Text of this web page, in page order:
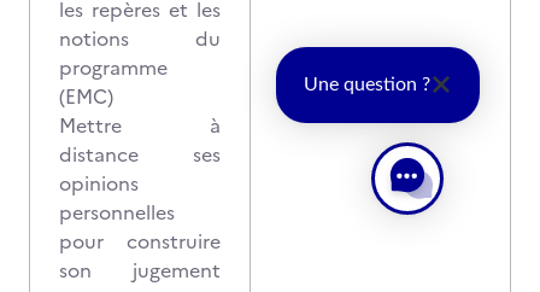
les repères et les
notions du
programme
(EMC)
Mettre à
distance ses
opinions
personnelles
pour construire
son jugement
Une question ?